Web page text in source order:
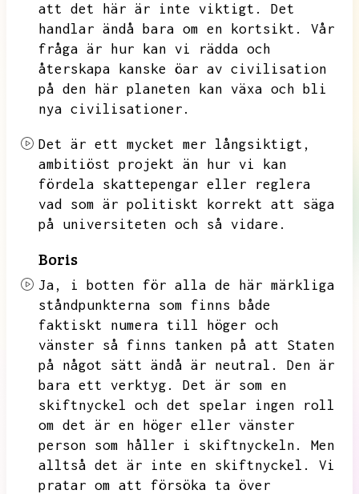
att det här är inte viktigt.
Det
handlar ändå bara om en kortsikt.
Vår
fråga är hur kan vi rädda och
återskapa kanske öar av civilisation
på den här planeten
kan växa och bli
nya civilisationer.
Det är ett mycket mer långsiktigt,
ambitiöst projekt än hur vi kan
fördela skattepengar eller reglera
vad som är politiskt korrekt att säga
på universiteten och så vidare.
Boris
Ja,
i botten för alla de här märkliga
ståndpunkterna som finns både
faktiskt numera till höger och
vänster så finns tanken på att
Staten
på något sätt ändå är neutral.
Den är
bara ett verktyg.
Det är som en
skiftnyckel och det spelar ingen roll
om det är en höger eller vänster
person som håller i skiftnyckeln.
Men
alltså det är inte en skiftnyckel.
Vi
pratar om att försöka ta över